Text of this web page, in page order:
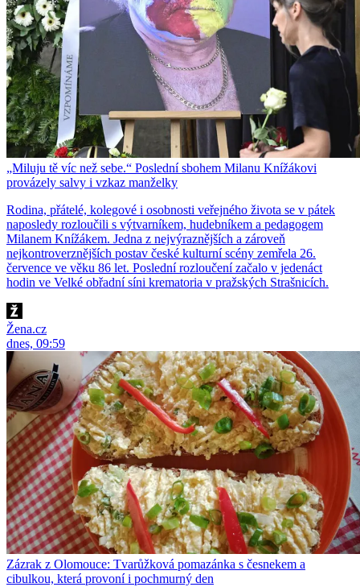
„Miluju tě víc než sebe.“ Poslední sbohem Milanu Knížákovi
provázely salvy i vzkaz manželky
Rodina, přátelé, kolegové i osobnosti veřejného života se v pátek
naposledy rozloučili s výtvarníkem, hudebníkem a pedagogem
Milanem Knížákem. Jedna z nejvýraznějších a zároveň
nejkontroverznějších postav české kulturní scény zemřela 26.
července ve věku 86 let. Poslední rozloučení začalo v jedenáct
hodin ve Velké obřadní síni krematoria v pražských Strašnicích.
Žena.cz
dnes, 09:59
Zázrak z Olomouce: Tvarůžková pomazánka s česnekem a
cibulkou, která provoní i pochmurný den